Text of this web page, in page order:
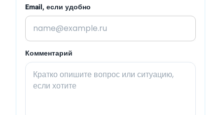
Email, если удобно
Комментарий